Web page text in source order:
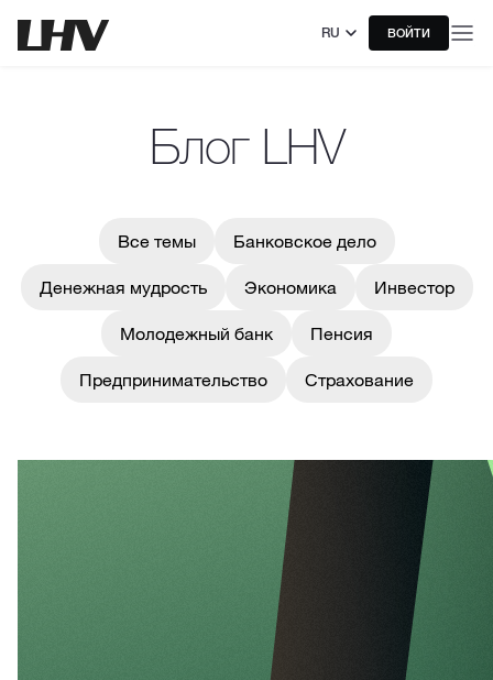
RU ВОЙТИ
Блог LHV
Все темы Банковское дело
Денежная мудрость Экономика Инвестор
Молодежный банк Пенсия
Предпринимательство Страхование